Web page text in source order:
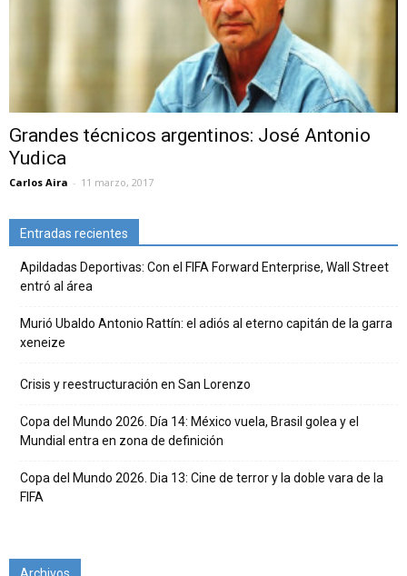
Grandes técnicos argentinos: José Antonio
Yudica
Carlos Aira - 11 marzo, 2017
Entradas recientes
Apildadas Deportivas: Con el FIFA Forward Enterprise, Wall Street
entró al área
Murió Ubaldo Antonio Rattín: el adiós al eterno capitán de la garra
xeneize
Crisis y reestructuración en San Lorenzo
Copa del Mundo 2026. Día 14: México vuela, Brasil golea y el
Mundial entra en zona de definición
Copa del Mundo 2026. Dia 13: Cine de terror y la doble vara de la
FIFA
Archivos